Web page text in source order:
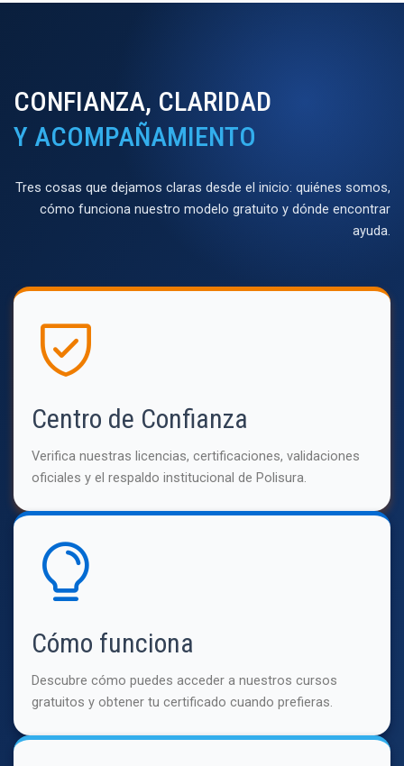
CONFIANZA, CLARIDAD
Y ACOMPAÑAMIENTO
Tres cosas que dejamos claras desde el inicio: quiénes somos,
cómo funciona nuestro modelo gratuito y dónde encontrar
ayuda.
Centro de Confianza
Verifica nuestras licencias, certificaciones, validaciones
oficiales y el respaldo institucional de Polisura.
Cómo funciona
Descubre cómo puedes acceder a nuestros cursos
gratuitos y obtener tu certificado cuando prefieras.